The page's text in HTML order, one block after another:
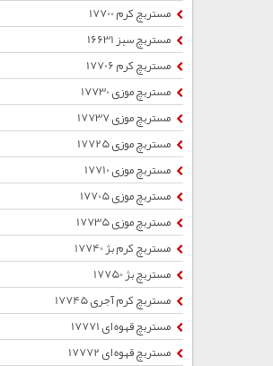
مستربچ کرم 17700
مستربچ سبز 16631
مستربچ کرم 17706
مستربچ موزی 17730
مستربچ موزی 17737
مستربچ موزی 17725
مستربچ موزی 17710
مستربچ موزی 17705
مستربچ موزی 17735
مستربچ کرم بژ 17740
مستربچ بژ 17750
مستربچ کرم آجری 17745
مستربچ قهوه ای 17771
مستربچ قهوه ای 17772